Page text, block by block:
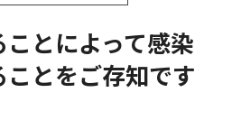
とによって感染
とをご存知です